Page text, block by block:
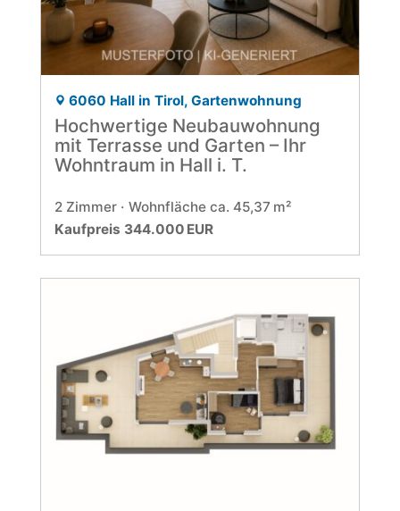
6060 Hall in Tirol, Gartenwohnung
Hochwertige Neubauwohnung
mit Terrasse und Garten – Ihr
Wohntraum in Hall i. T.
2 Zimmer
Wohnfläche ca. 45,37 m²
Kaufpreis 344.000 EUR